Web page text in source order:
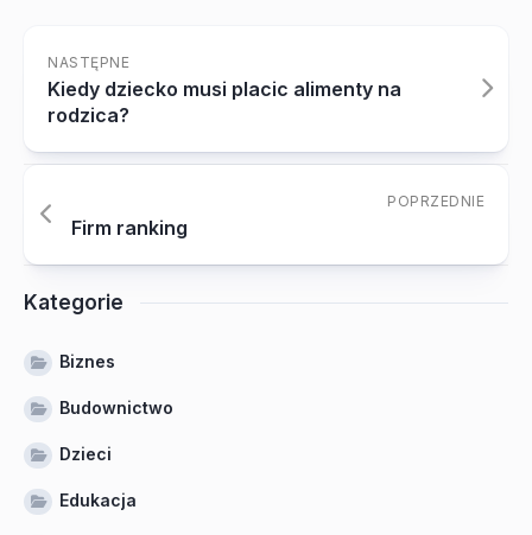
NASTĘPNE
Kiedy dziecko musi placic alimenty na
rodzica?
POPRZEDNIE
Firm ranking
Kategorie
Biznes
Budownictwo
Dzieci
Edukacja